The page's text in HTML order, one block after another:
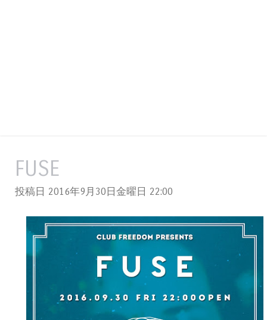
FUSE
投稿日 2016年9月30日金曜日 22:00